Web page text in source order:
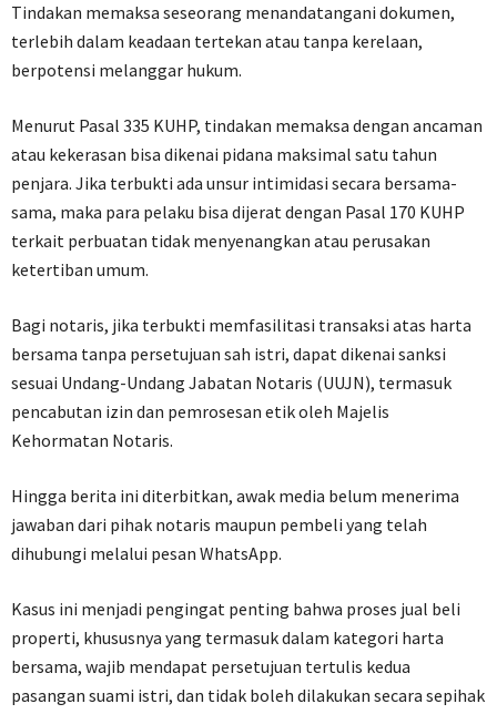
‎Tindakan memaksa seseorang menandatangani dokumen,
terlebih dalam keadaan tertekan atau tanpa kerelaan,
berpotensi melanggar hukum.
‎Menurut Pasal 335 KUHP, tindakan memaksa dengan ancaman
atau kekerasan bisa dikenai pidana maksimal satu tahun
penjara. Jika terbukti ada unsur intimidasi secara bersama-
sama, maka para pelaku bisa dijerat dengan Pasal 170 KUHP
terkait perbuatan tidak menyenangkan atau perusakan
ketertiban umum.
‎Bagi notaris, jika terbukti memfasilitasi transaksi atas harta
bersama tanpa persetujuan sah istri, dapat dikenai sanksi
sesuai Undang-Undang Jabatan Notaris (UUJN), termasuk
pencabutan izin dan pemrosesan etik oleh Majelis
Kehormatan Notaris.
‎Hingga berita ini diterbitkan, awak media belum menerima
jawaban dari pihak notaris maupun pembeli yang telah
dihubungi melalui pesan WhatsApp.
‎Kasus ini menjadi pengingat penting bahwa proses jual beli
properti, khususnya yang termasuk dalam kategori harta
bersama, wajib mendapat persetujuan tertulis kedua
pasangan suami istri, dan tidak boleh dilakukan secara sepihak